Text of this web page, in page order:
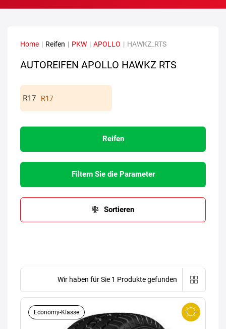
Home | Reifen | PKW | APOLLO | HAWKZ_RTS
AUTOREIFEN APOLLO HAWKZ RTS
R17
Reifen
Filtern Sie die Parameter
Sortieren
Wir haben für Sie 1 Produkte gefunden
Economy-Klasse